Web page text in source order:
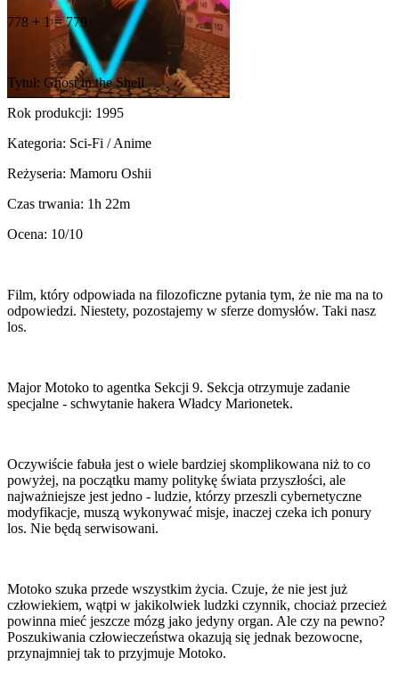
778 + 1 = 779
Tytuł: Ghost in the Shell
Rok produkcji: 1995
Kategoria: Sci-Fi / Anime
Reżyseria: Mamoru Oshii
Czas trwania: 1h 22m
Ocena: 10/10
Film, który odpowiada na filozoficzne pytania tym, że nie ma na to
odpowiedzi. Niestety, pozostajemy w sferze domysłów. Taki nasz
los.
Major Motoko to agentka Sekcji 9. Sekcja otrzymuje zadanie
specjalne - schwytanie hakera Władcy Marionetek.
Oczywiście fabuła jest o wiele bardziej skomplikowana niż to co
powyżej, na początku mamy politykę świata przyszłości, ale
najważniejsze jest jedno - ludzie, którzy przeszli cybernetyczne
modyfikacje, muszą wykonywać misje, inaczej czeka ich ponury
los. Nie będą serwisowani.
Motoko szuka przede wszystkim życia. Czuje, że nie jest już
człowiekiem, wątpi w jakikolwiek ludzki czynnik, chociaż przecież
powinna mieć jeszcze mózg jako jedyny organ. Ale czy na pewno?
Poszukiwania człowieczeństwa okazują się jednak bezowocne,
przynajmniej tak to przyjmuje Motoko.